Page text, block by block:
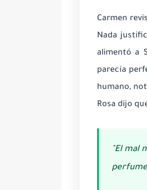
Carmen
Nada
alimentó a
parecía
humano,
Rosa dijo
"El mal
perfume